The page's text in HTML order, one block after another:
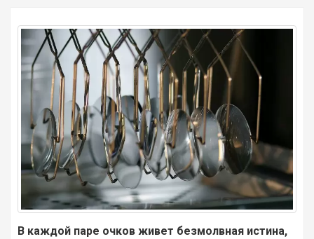
В каждой паре очков живет безмолвная истина,